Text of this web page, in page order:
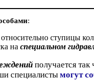
:
ступицы
на специальном
получается так
специалисты могут